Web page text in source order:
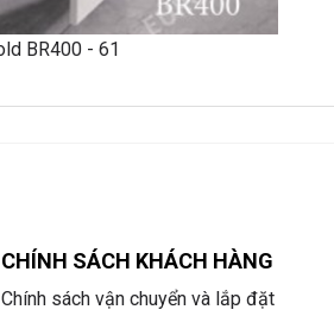
CHÍNH SÁCH KHÁCH HÀNG
Chính sách vận chuyển và lắp đặt